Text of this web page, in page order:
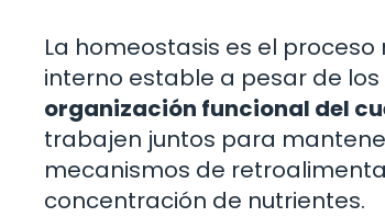
La homeostasis es el
interno estable a pesar de
organización funcional del
trabajen juntos para
mecanismos de
concentración de nutrientes.